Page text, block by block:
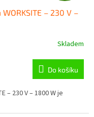
A
R
M
A
– 230 V –
Skladem
Do košíku
– 230 V – 1800 W je